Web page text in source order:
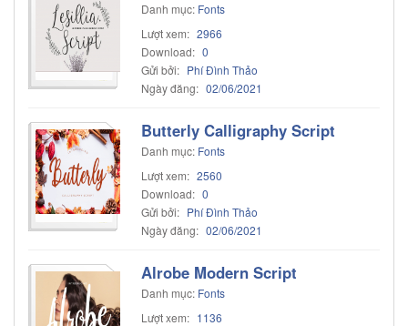
Danh mục: Fonts
Lượt xem: 2966
Download: 0
Gửi bởi: Phí Đình Thảo
Ngày đăng: 02/06/2021
Butterly Calligraphy Script
Danh mục: Fonts
Lượt xem: 2560
Download: 0
Gửi bởi: Phí Đình Thảo
Ngày đăng: 02/06/2021
Alrobe Modern Script
Danh mục: Fonts
Lượt xem: 1136